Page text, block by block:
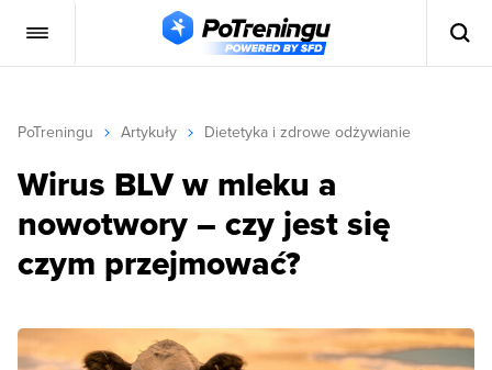
PoTreningu Artykuły Dietetyka i zdrowe odżywianie
Wirus BLV w mleku a
nowotwory – czy jest się
czym przejmować?